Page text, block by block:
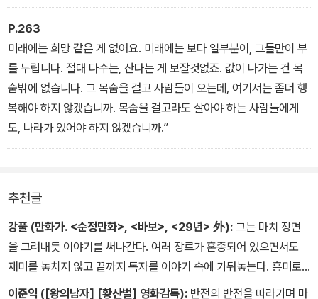
열심히, 정말 제가 열심히 살게요. 그러면, 그러면 안 될까요?”
P.263
미래에는 희망 같은 게 없어요. 미래에는 보다 일부분이, 그들만이 부
를 누립니다. 절대 다수는, 산다는 게 보잘것없죠. 값이 나가는 건 목
숨밖에 없습니다. 그 목숨을 걸고 사람들이 오는데, 여기서는 좀더 행
복해야 하지 않겠습니까. 목숨을 걸고라도 살아야 하는 사람들에게
도, 나라가 있어야 하지 않겠습니까.”
추천글
강풀 (만화가. <순정만화>, <바보>, <29년> 外): 그는 마치 장면
을 그려내듯 이야기를 써나간다. 여러 장르가 혼종되어 있으면서도
재미를 놓치지 않고 끝까지 독자를 이야기 속에 가둬놓는다. 흥미로
운 이야기는 차고 넘치는데 그것을 온전히 한 그릇에 담아놓았다. 『곰
이준익 ([왕의남자] [황산벌] 영화감독): 반전의 반전을 따라가며 마